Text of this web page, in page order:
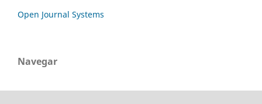
Open Journal Systems
Navegar